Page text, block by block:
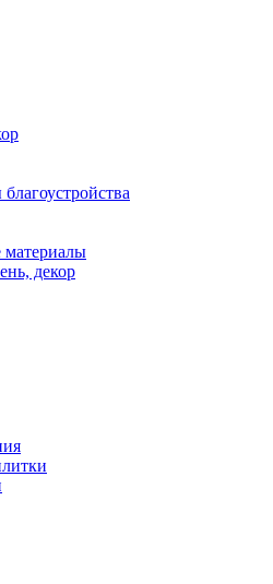
декор